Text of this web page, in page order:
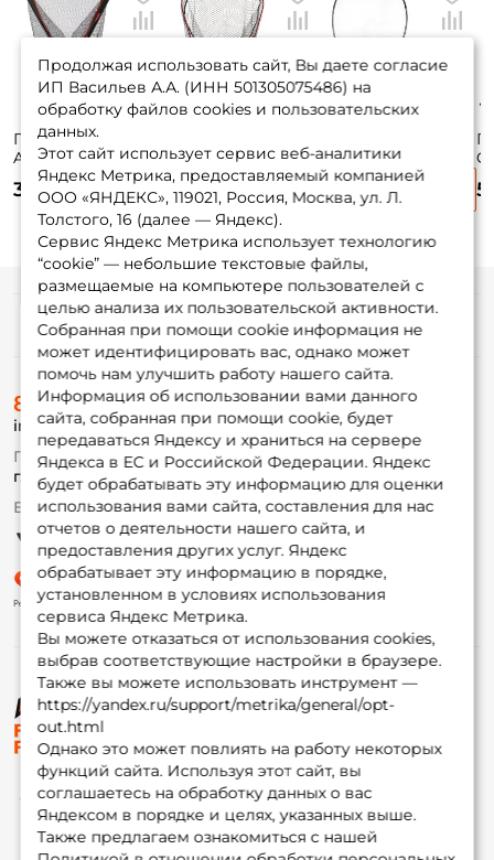
Подсачек Rapala
Art. TELESCOPIC
FOLDING
3 990 ₽
Лодочный
GRLN#107
4 220 ₽
art. EP-014-2-60MF
4 190 ₽
КЕШБЭК 30% 5
Продолжая использовать сайт, Вы даете согласие
ИП Васильев А.А. (ИНН 501305075486) на
обработку файлов cookies и пользовательских
данных.
Этот сайт использует сервис веб-аналитики
Яндекс Метрика, предоставляемый компанией
ООО «ЯНДЕКС», 119021, Россия, Москва, ул. Л.
Толстого, 16 (далее — Яндекс).
Сервис Яндекс Метрика использует технологию
“cookie” — небольшие текстовые файлы,
размещаемые на компьютере пользователей с
целью анализа их пользовательской активности.
Собранная при помощи cookie информация не
может идентифицировать вас, однако может
помочь нам улучшить работу нашего сайта.
Информация об использовании вами данного
сайта, собранная при помощи cookie, будет
передаваться Яндексу и храниться на сервере
Яндекса в ЕС и Российской Федерации. Яндекс
будет обрабатывать эту информацию для оценки
использования вами сайта, составления для нас
отчетов о деятельности нашего сайта, и
предоставления других услуг. Яндекс
обрабатывает эту информацию в порядке,
установленном в условиях использования
сервиса Яндекс Метрика.
Вы можете отказаться от использования cookies,
выбрав соответствующие настройки в браузере.
Также вы можете использовать инструмент —
https://yandex.ru/support/metrika/general/opt-
out.html
Однако это может повлиять на работу некоторых
функций сайта. Используя этот сайт, вы
соглашаетесь на обработку данных о вас
Яндексом в порядке и целях, указанных выше.
Также предлагаем ознакомиться с нашей
© ФоксФишинг, 2009-2026
Информация
О магазине
Доставка
Оплата
Fox-bonus
Гуру
Партнерская программа
8 (495) 532-77-88
info@foxfishing.ru
По вопросам с заказом
г. Москва, ул. Плеханова д.7
Ежедневно 10:00 до 20:00